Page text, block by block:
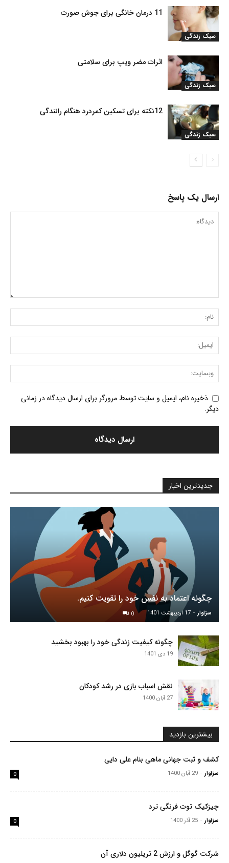
سبک زندگی
11 درمان خانگی برای جوش صورت
سبک زندگی
اثرات مضر ویپ برای سلامتی
سبک زندگی
12نکته برای تسکین کمردرد هنگام رانندگی
ارسال یک پاسخ
ذخیره نام، ایمیل و سایت توسط مرورگر برای ارسال دیدگاه در زمانی
دیگر.
جدیدترین اخبار
چگونه اعتماد به نفس خود را تقویت کنیم.
سزاوار - 17 اردیبهشت 1401 0
چگونه کیفیت زندگی خود را بهبود بخشید
19 دی 1401
نقش اسباب بازی در رشد کودکان
27 آبان 1400
بیشترین بازدید
کشف و ثبت جهانی ماهی بنام علی دایی
سزاوار - 29 آبان 1400 0
چیزکیک توت فرنگی ترد
سزاوار - 25 آذر 1400 0
شرکت گوگل و ارزش 2 تریلیون دلاری آن